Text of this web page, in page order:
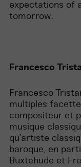
expectations of
tomorrow.
Francesco
Francesco
multiples
compositeur et
musique
qu’artiste
baroque, en
Buxtehude et